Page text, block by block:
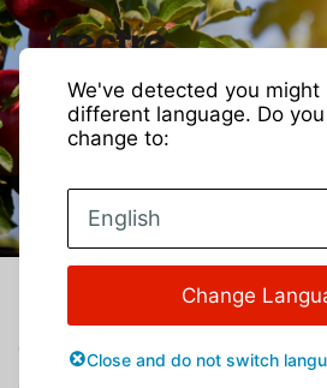
TERMINI E CONDIZIONI
Benvenuti a Hectre! Siamo
con noi! Prima di iniziare a
We've detected you might
different language. Do
change to:
English
Change
Close and do not switch